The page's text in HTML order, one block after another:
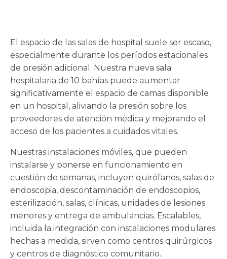
El espacio de las salas de hospital suele ser escaso,
especialmente durante los períodos estacionales
de presión adicional. Nuestra nueva sala
hospitalaria de 10 bahías puede aumentar
significativamente el espacio de camas disponible
en un hospital, aliviando la presión sobre los
proveedores de atención médica y mejorando el
acceso de los pacientes a cuidados vitales.
Nuestras instalaciones móviles, que pueden
instalarse y ponerse en funcionamiento en
cuestión de semanas, incluyen quirófanos, salas de
endoscopia, descontaminación de endoscopios,
esterilización, salas, clínicas, unidades de lesiones
menores y entrega de ambulancias. Escalables,
incluida la integración con instalaciones modulares
hechas a medida, sirven como centros quirúrgicos
y centros de diagnóstico comunitario.